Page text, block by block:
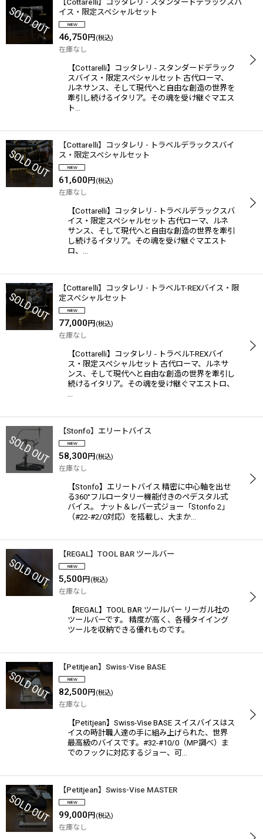
【Cottarelli】コッタレリ - スタンダードデラックスバ
イス・限定スペシャルセット
46,750 円 (税込)
在庫なし
【Cottarelli】コッタレリ - スタンダードデラック
スバイス・限定スペシャルセット 古代ローマ、
ルネサンス、そして現代へと自由な創造の世界を
牽引し続けるイタリア。その魂を受け継ぐマエス
ト…
【Cottarelli】コッタレリ - トラベルデラックスバイ
ス・限定スペシャルセット
61,600 円 (税込)
在庫なし
【Cottarelli】コッタレリ - トラベルデラックスバ
イス・限定スペシャルセット 古代ローマ、ルネ
サンス、そして現代へと自由な創造の世界を牽引
し続けるイタリア。その魂を受け継ぐマエスト
ロ、…
【Cottarelli】コッタレリ - トラベルT-REXバイス・限
定スペシャルセット
77,000 円 (税込)
在庫なし
【Cottarelli】コッタレリ - トラベルT-REXバイ
ス・限定スペシャルセット 古代ローマ、ルネサ
ンス、そして現代へと自由な創造の世界を牽引し
続けるイタリア。その魂を受け継ぐマエストロ、
…
【Stonfo】エリートバイス
58,300 円 (税込)
在庫なし
【Stonfo】エリートバイス 精密に中心軸を出せ
る360°フルロータリー機能付きのペデスタル式
バイス。 ナット＆レバー式ジョー「Stonfo 2」
（#22-#2/0対応）を搭載し、大まか…
【REGAL】TOOL BAR ツールバー
5,500 円 (税込)
在庫なし
【REGAL】TOOL BAR ツールバー リーガル社の
ツールバーです。 精度が高く、各種タイイング
ツールを収納できる優れものです。
【Petitjean】Swiss-Vise BASE
82,500 円 (税込)
在庫なし
【Petitjean】Swiss-Vise BASE スイスバイスはス
イスの時計職人達の手に組み上げられた、世界
最高級のバイスです。#32-#10/0（MP調べ）ま
でのフックに対応するジョー、可…
【Petitjean】Swiss-Vise MASTER
99,000 円 (税込)
在庫なし